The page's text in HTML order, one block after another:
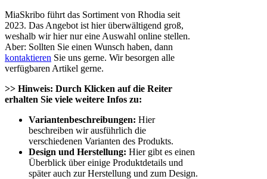
MiaSkribo führt das Sortiment von Rhodia seit
2023. Das Angebot ist hier überwältigend groß,
weshalb wir hier nur eine Auswahl online stellen.
Aber: Sollten Sie einen Wunsch haben, dann
kontaktieren Sie uns gerne. Wir besorgen alle
verfügbaren Artikel gerne.
>> Hinweis: Durch Klicken auf die Reiter
erhalten Sie viele weitere Infos zu:
Variantenbeschreibungen: Hier
beschreiben wir ausführlich die
verschiedenen Varianten des Produkts.
Design und Herstellung: Hier gibt es einen
Überblick über einige Produktdetails und
später auch zur Herstellung und zum Design.